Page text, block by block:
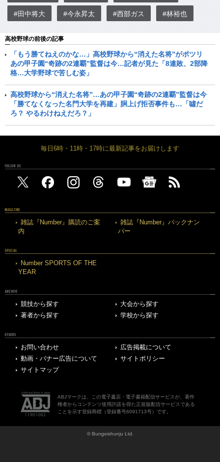
#田中将大 #今永昇太 #西部ガス #林裕也
高校野球の前後の記事
「もう勝てねえのかな…」高校野球から“消えた名将”がポツリ
あの甲子園“奇跡の2連覇”監督は今…記者が見た「8連敗、2部降
格…大学野球で苦しむ姿」
高校野球から“消えた名将”…あの甲子園“奇跡の2連覇”監督は今
「勝てなくなった名門大学を再建」胴上げ拒否事件も…「噓だ
ろ？ やるわけねえだろ？」
毎日6時・11時・17時に最新記事をお届けします
FOLLOW US
MAGAZINE
雑誌『Number』購読のご案
内
雑誌『Number』バックナン
バー
SPECIAL
Number SPORTS OF THE
YEAR
ARCHIVE
競技から探す
大会から探す
著者から探す
学校から探す
OTHERS
お問い合わせ
広告掲載について
動画・バナー広告について
サイトポリシー
サイトマップ
ABJマークは、この電子書店・電子書籍配信サービスが、著作
権者からコンテンツ使用許諾を得た正規版配信サービスである
ことを示す登録商標（登録番号6091713号）です。
© Bungeishunju Ltd.